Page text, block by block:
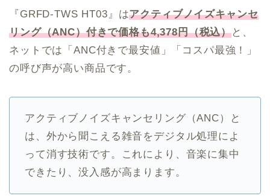
『GRFD-TWS HT03』はアクティブノイズキャンセ
リング（ANC）付きで価格も4,378円（税込）と、
ネットでは「ANC付きで最安値」「コスパ最強！」
の呼び声が高い商品です。
アクティブノイズキャンセリング（ANC）と
は、外から聞こえる雑音をデジタル処理によ
って消す技術です。これにより、音楽に集中
できたり、没入感が高まります。